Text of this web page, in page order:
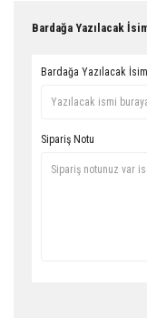
Bardağa Yazılacak
Bardağa Yazılacak İsim
Sipariş Notu